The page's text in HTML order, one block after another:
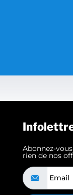
Abonnez-
rien de nos